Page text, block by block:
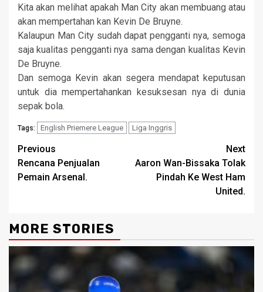
Kita akan melihat apakah Man City akan membuang atau
akan mempertahan kan Kevin De Bruyne.
Kalaupun Man City sudah dapat pengganti nya, semoga
saja kualitas pengganti nya sama dengan kualitas Kevin
De Bruyne.
Dan semoga Kevin akan segera mendapat keputusan
untuk dia mempertahankan kesuksesan nya di dunia
sepak bola.
Tags: English Priemere League Liga Inggris
Continue
Reading
Previous
Rencana Penjualan
Pemain Arsenal.
Next
Aaron Wan-Bissaka Tolak
Pindah Ke West Ham
United.
MORE STORIES